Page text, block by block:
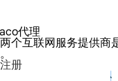
代理
个互联网服务提供商
册